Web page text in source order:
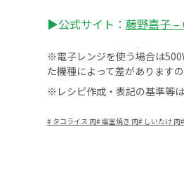
▶公式サイト： 藤野嘉子
※電子レンジを使う場合は
た機種によって差があります
※レシピ作成・表記の基準等は
# タコライス 肉#塩釜焼き 肉# しいたけ 肉#